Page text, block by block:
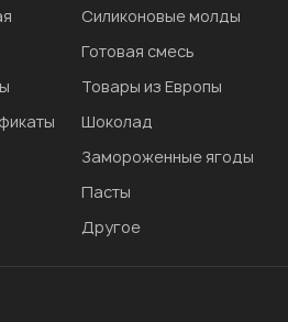
Силиконовые молды
Готовая смесь
Товары из Европы
Шоколад
Замороженные ягоды
Пасты
Другое